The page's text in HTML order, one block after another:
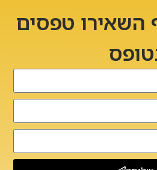
השאירו טפסים